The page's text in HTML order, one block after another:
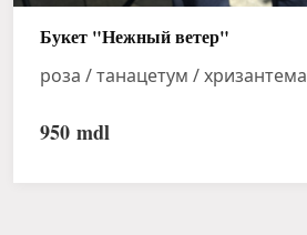
Букет "Нежный ветер"
роза / танацетум / хризантема
950 mdl